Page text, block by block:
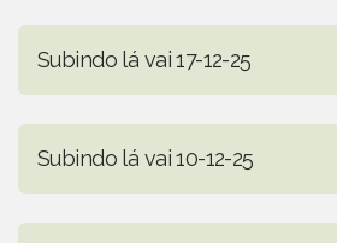
Subindo lá vai 17-12-25
Subindo lá vai 10-12-25